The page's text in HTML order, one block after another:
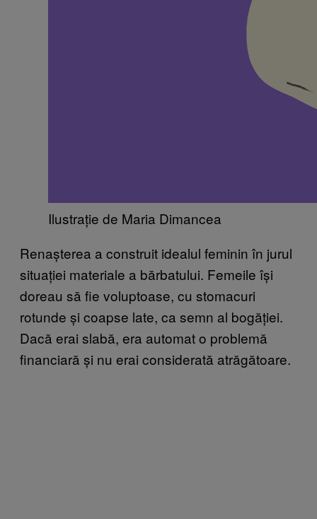
Ilustrație de Maria Dimancea
Renașterea a construit idealul feminin în jurul
situației materiale a bărbatului. Femeile își
doreau să fie voluptoase, cu stomacuri
rotunde și coapse late, ca semn al bogăției.
Dacă erai slabă, era automat o problemă
financiară și nu erai considerată atrăgătoare.